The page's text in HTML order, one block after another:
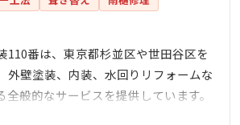
110番は、東京都杉並区や世田谷区を
外壁塗装、内装、水回りリフォームな
全般的なサービスを提供しています。
無料で、迅速な対応と職人価格を特徴